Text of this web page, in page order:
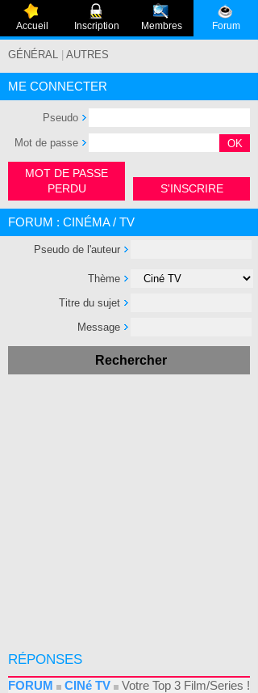
Accueil Inscription Membres Forum
GÉNÉRAL AUTRES
ME CONNECTER
Pseudo
Mot de passe
MOT DE PASSE
PERDU
S'INSCRIRE
FORUM : CINÉMA / TV
Pseudo de l'auteur
Thème
Titre du sujet
Message
RÉPONSES
FORUM CINé TV Votre Top 3 Film/Series !